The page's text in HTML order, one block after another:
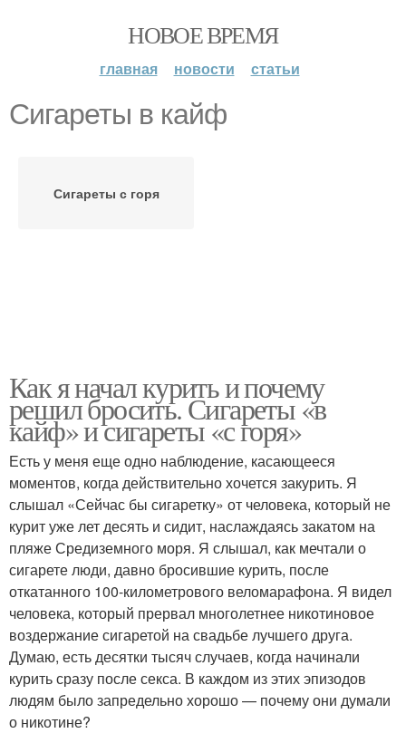
НОВОЕ ВРЕМЯ
главная новости статьи
Сигареты в кайф
Сигареты с горя
Как я начал курить и почему
решил бросить. Сигареты «в
кайф» и сигареты «с горя»
Есть у меня еще одно наблюдение, касающееся
моментов, когда действительно хочется закурить. Я
слышал «Сейчас бы сигаретку» от человека, который не
курит уже лет десять и сидит, наслаждаясь закатом на
пляже Средиземного моря. Я слышал, как мечтали о
сигарете люди, давно бросившие курить, после
откатанного 100-километрового веломарафона. Я видел
человека, который прервал многолетнее никотиновое
воздержание сигаретой на свадьбе лучшего друга.
Думаю, есть десятки тысяч случаев, когда начинали
курить сразу после секса. В каждом из этих эпизодов
людям было запредельно хорошо — почему они думали
о никотине?